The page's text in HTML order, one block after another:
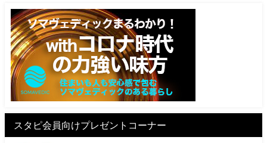
スタピ会員向けプレゼントコーナー